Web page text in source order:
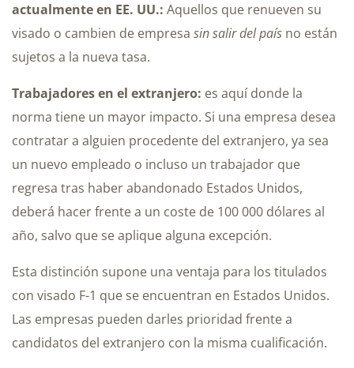
actualmente en EE. UU.: Aquellos que renueven su
visado o cambien de empresa sin salir del país no están
sujetos a la nueva tasa.
Trabajadores en el extranjero: es aquí donde la
norma tiene un mayor impacto. Si una empresa desea
contratar a alguien procedente del extranjero, ya sea
un nuevo empleado o incluso un trabajador que
regresa tras haber abandonado Estados Unidos,
deberá hacer frente a un coste de 100 000 dólares al
año, salvo que se aplique alguna excepción.
Esta distinción supone una ventaja para los titulados
con visado F-1 que se encuentran en Estados Unidos.
Las empresas pueden darles prioridad frente a
candidatos del extranjero con la misma cualificación.